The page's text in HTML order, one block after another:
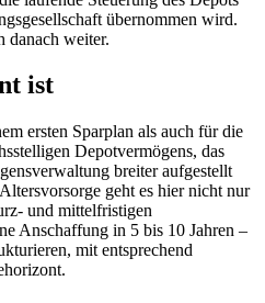
übernommen wird.
danach weiter.
ist
ersten Sparplan als auch für die
Depotvermögens, das
breiter aufgestellt
geht es hier nicht nur
und mittelfristigen
Anschaffung in 5 bis 10 Jahren –
mit entsprechend